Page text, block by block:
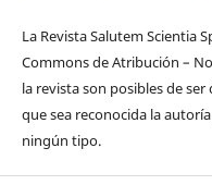
La Revista Salutem Scientia
Commons de Atribución –
la revista son posibles de
que sea reconocida la
ningún tipo.